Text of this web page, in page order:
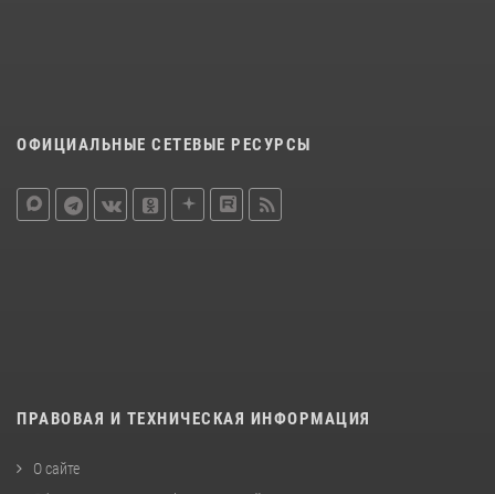
ОФИЦИАЛЬНЫЕ СЕТЕВЫЕ РЕСУРСЫ
ПРАВОВАЯ И ТЕХНИЧЕСКАЯ ИНФОРМАЦИЯ
О сайте